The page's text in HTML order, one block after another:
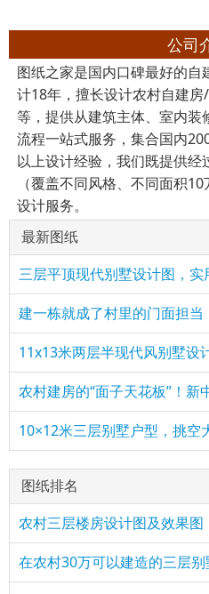
公司
图纸之家是国内口碑最好的
计18年，擅长设计农村自建
等，提供从建筑主体、室内装
流程一站式服务，集合国内
以上设计经验，我们既提供
（覆盖不同风格、不同面积
设计服务。
最新图纸
图纸排名
农村三层楼房设计图及效果图
在农村30万可以建造的三层